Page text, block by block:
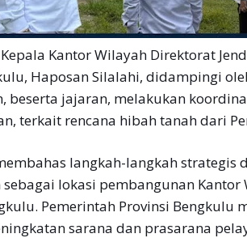
Kepala Kantor Wilayah Direktorat
Haposan Silalahi, didampingi
beserta jajaran, melakukan
terkait rencana hibah tanah dari
langkah-langkah strategis
lokasi pembangunan Kantor
Pemerintah Provinsi Bengkulu
sarana dan prasarana